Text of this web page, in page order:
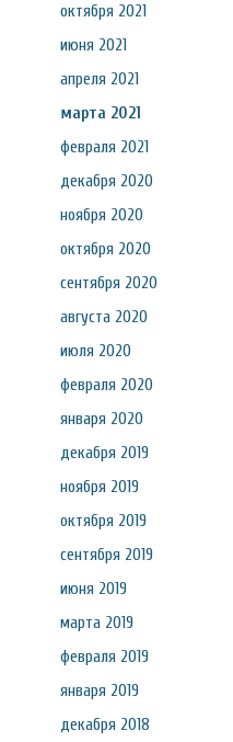
октября 2021
июня 2021
апреля 2021
марта 2021
февраля 2021
декабря 2020
ноября 2020
октября 2020
сентября 2020
августа 2020
июля 2020
февраля 2020
января 2020
декабря 2019
ноября 2019
октября 2019
сентября 2019
июня 2019
марта 2019
февраля 2019
января 2019
декабря 2018